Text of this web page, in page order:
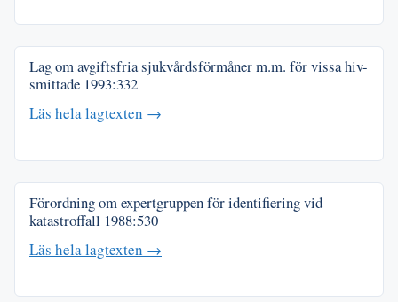
Lag om avgiftsfria sjukvårdsförmåner m.m. för vissa hiv-
smittade 1993:332
Läs hela lagtexten →
Förordning om expertgruppen för identifiering vid
katastroffall 1988:530
Läs hela lagtexten →